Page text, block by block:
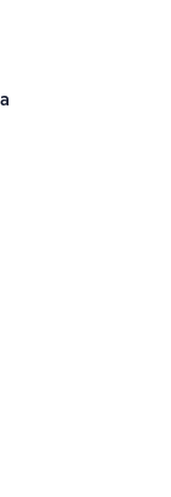
494 оценок
701 оценок